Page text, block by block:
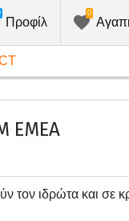
Προφίλ
0
EMEA
τον ιδρώτα και σε